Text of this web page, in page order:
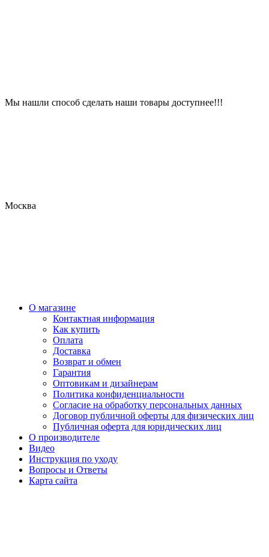
Мы нашли способ сделать наши товары доступнее!!!
Москва
О магазине
Контактная информация
Как купить
Оплата
Доставка
Возврат и обмен
Гарантия
Оптовикам и дизайнерам
Политика конфиденциальности
Согласие на обработку персональных данных
Договор публичной оферты для физических лиц
Публичная оферта для юридических лиц
О производителе
Видео
Инструкция по уходу
Вопросы и Ответы
Карта сайта